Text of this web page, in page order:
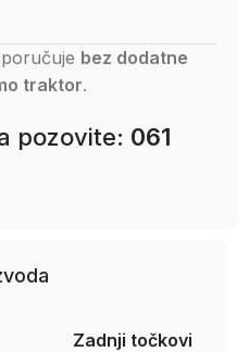
bez dodatne
traktor.
pozovite: 061
Zadnji točkovi